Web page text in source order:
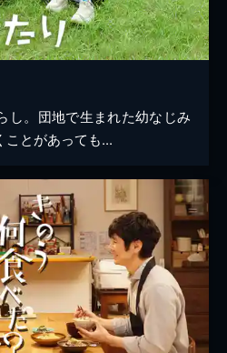
し。団地で生まれた幼なじみ
とがあっても...